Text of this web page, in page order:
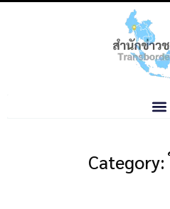
Category: